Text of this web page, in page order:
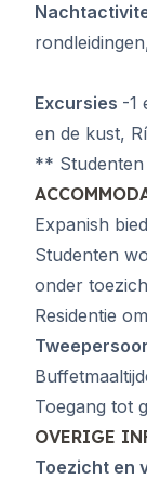
Excursies -1
en de kust,
** Studenten
Expanish
Studenten
onder
Residentie
Toegang tot
OVERIGE
Toezicht en